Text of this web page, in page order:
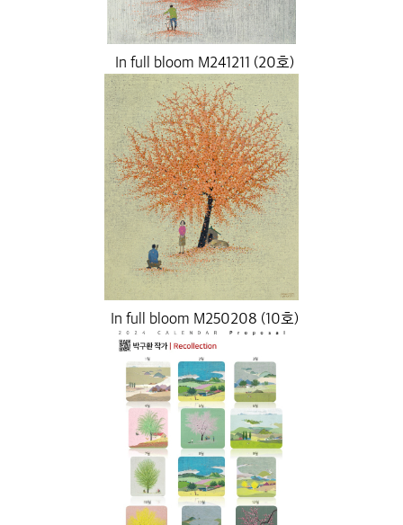
In full bloom M241211 (20호)
In full bloom M250208 (10호)